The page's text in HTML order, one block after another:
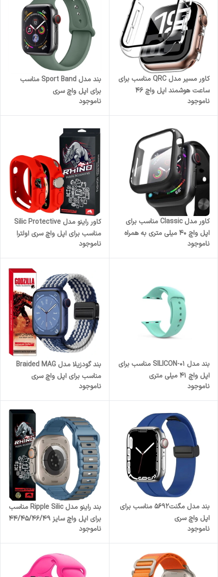
کاور مسیر مدل QRC مناسب برای
ساعت هوشمند اپل واچ 46
محافظ صفحه نمایش
ناموجود
بند مدل Sport Band مناسب
برای اپل واچ سری
38/40/41 میلی متری
ناموجود
کاور مدل Classic مناسب برای
اپل واچ 40 میلی متری به همراه
محافظ صفحه نمایش
ناموجود
کاور راینو مدل Silic Protective
مناسب برای اپل واچ سری اولترا
Ultra / Ultra 2 49 میلی متری
ناموجود
بند مدل SILICON-01 مناسب برای
اپل واچ 41 میلی متری
ناموجود
بند گودزیلا مدل Braided MAG
مناسب برای اپل واچ سری
38/40/41
ناموجود
بند مدل مگنت5692 مناسب برای
اپل واچ سری
سایز 42/44/45/49 میلی متری
ناموجود
بند راینو مدل Ripple Silic مناسب
برای اپل واچ سایز 44/45/46/49
میلی متری سری
6/7/8/9/10/11/SE/ULTRA
ناموجود